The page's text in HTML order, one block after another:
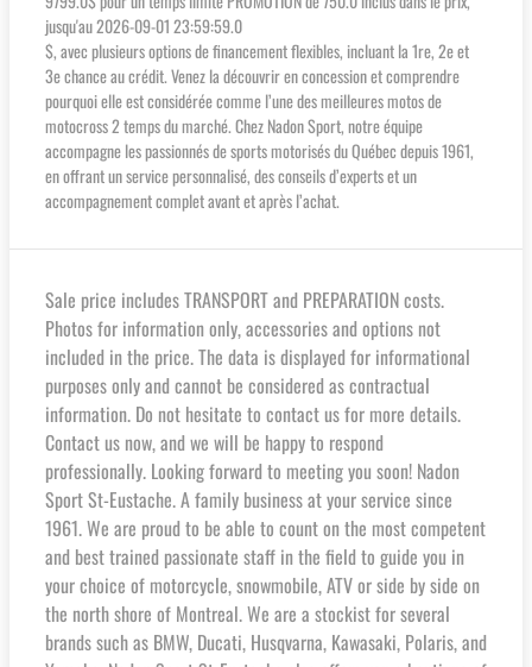
jusqu'au 2026-09-01 23:59:59.0
$, avec plusieurs options de financement flexibles, incluant la 1re, 2e et
3e chance au crédit. Venez la découvrir en concession et comprendre
pourquoi elle est considérée comme l’une des meilleures motos de
motocross 2 temps du marché. Chez Nadon Sport, notre équipe
accompagne les passionnés de sports motorisés du Québec depuis 1961,
en offrant un service personnalisé, des conseils d’experts et un
accompagnement complet avant et après l’achat.
Sale price includes TRANSPORT and PREPARATION costs.
Photos for information only, accessories and options not
included in the price. The data is displayed for informational
purposes only and cannot be considered as contractual
information. Do not hesitate to contact us for more details.
Contact us now, and we will be happy to respond
professionally. Looking forward to meeting you soon! Nadon
Sport St-Eustache. A family business at your service since
1961. We are proud to be able to count on the most competent
and best trained passionate staff in the field to guide you in
your choice of motorcycle, snowmobile, ATV or side by side on
the north shore of Montreal. We are a stockist for several
brands such as BMW, Ducati, Husqvarna, Kawasaki, Polaris, and